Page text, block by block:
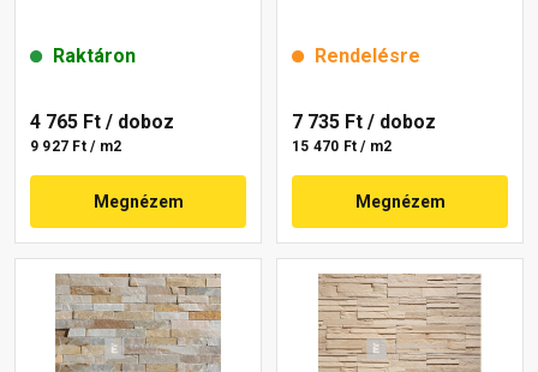
Raktáron
4 765 Ft / doboz
9 927 Ft / m2
Megnézem
Rendelésre
7 735 Ft / doboz
15 470 Ft / m2
Megnézem